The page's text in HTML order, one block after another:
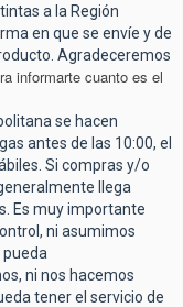
a la Región
en que se envíe y de
Agradeceremos
informarte cuanto es el
se hacen
antes de las 10:00, el
Si compras y/o
llega
Es muy importante
ni asumimos
ni nos hacemos
tener el servicio de